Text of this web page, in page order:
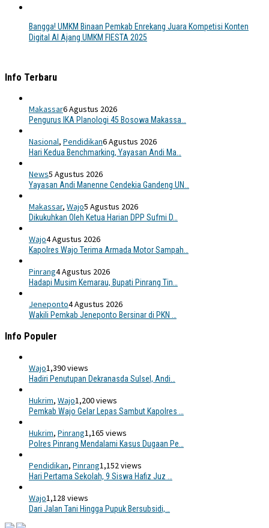
Bangga! UMKM Binaan Pemkab Enrekang Juara Kompetisi Konten
Digital AI Ajang UMKM FIESTA 2025
Info Terbaru
Makassar6 Agustus 2026
Pengurus IKA Planologi 45 Bosowa Makassa…
Nasional, Pendidikan6 Agustus 2026
Hari Kedua Benchmarking, Yayasan Andi Ma…
News5 Agustus 2026
Yayasan Andi Manenne Cendekia Gandeng UN…
Makassar, Wajo5 Agustus 2026
Dikukuhkan Oleh Ketua Harian DPP Sufmi D…
Wajo4 Agustus 2026
Kapolres Wajo Terima Armada Motor Sampah…
Pinrang4 Agustus 2026
Hadapi Musim Kemarau, Bupati Pinrang Tin…
Jeneponto4 Agustus 2026
Wakili Pemkab Jeneponto Bersinar di PKN …
Info Populer
Wajo1,390 views
Hadiri Penutupan Dekranasda Sulsel, Andi…
Hukrim, Wajo1,200 views
Pemkab Wajo Gelar Lepas Sambut Kapolres …
Hukrim, Pinrang1,165 views
Polres Pinrang Mendalami Kasus Dugaan Pe…
Pendidikan, Pinrang1,152 views
Hari Pertama Sekolah, 9 Siswa Hafiz Juz …
Wajo1,128 views
Dari Jalan Tani Hingga Pupuk Bersubsidi,…